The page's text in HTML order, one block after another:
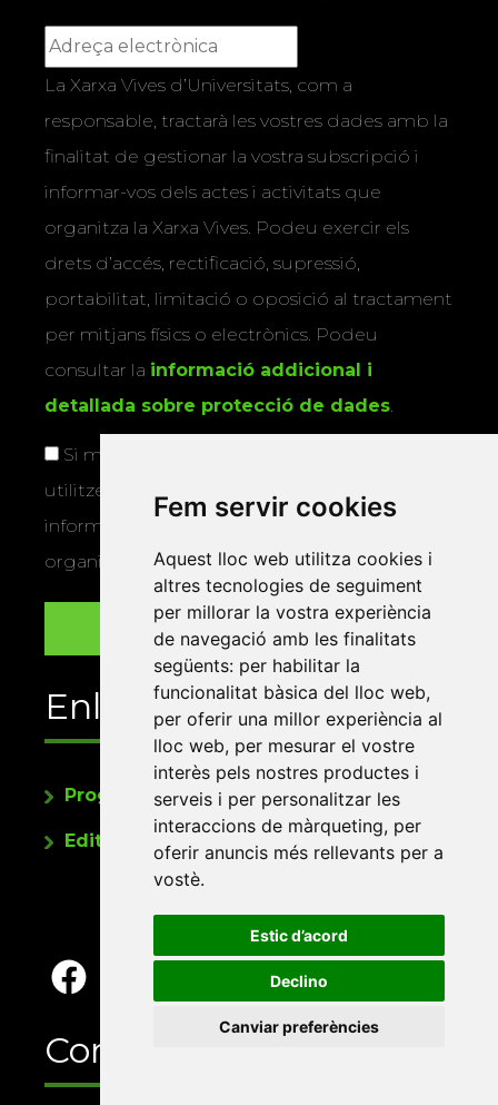
Fem servir cookies
Aquest lloc web utilitza cookies i
altres tecnologies de seguiment
per millorar la vostra experiència
de navegació amb les finalitats
següents: per habilitar la
funcionalitat bàsica del lloc web,
per oferir una millor experiència al
lloc web, per mesurar el vostre
interès pels nostres productes i
serveis i per personalitzar les
interaccions de màrqueting, per
oferir anuncis més rellevants per a
vostè.
Estic d’acord
Declino
Canviar preferències
La Xarxa Vives d’Universitats, com a
responsable, tractarà les vostres dades amb la
finalitat de gestionar la vostra subscripció i
informar-vos dels actes i activitats que
organitza la Xarxa Vives. Podeu exercir els
drets d’accés, rectificació, supressió,
portabilitat, limitació o oposició al tractament
per mitjans físics o electrònics. Podeu
consultar la informació addicional i
detallada sobre protecció de dades.
Si marqueu aquesta casella, consentiu que
utilitzem les vostres dades per a enviar-vos
informació sobre els actes i activitats que
organitza la Xarxa Vives.
Enllaços
Programa de publicacions
Editorials universitàries a Twitter
Contacte